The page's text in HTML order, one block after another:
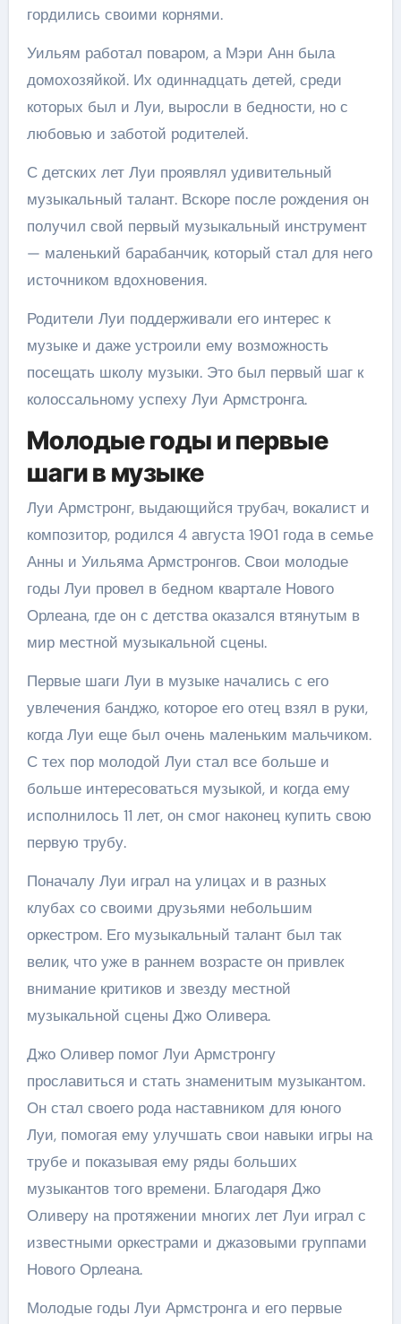
гордились своими корнями.
Уильям работал поваром, а Мэри Анн была
домохозяйкой. Их одиннадцать детей, среди
которых был и Луи, выросли в бедности, но с
любовью и заботой родителей.
С детских лет Луи проявлял удивительный
музыкальный талант. Вскоре после рождения он
получил свой первый музыкальный инструмент
— маленький барабанчик, который стал для него
источником вдохновения.
Родители Луи поддерживали его интерес к
музыке и даже устроили ему возможность
посещать школу музыки. Это был первый шаг к
колоссальному успеху Луи Армстронга.
Молодые годы и первые
шаги в музыке
Луи Армстронг, выдающийся трубач, вокалист и
композитор, родился 4 августа 1901 года в семье
Анны и Уильяма Армстронгов. Свои молодые
годы Луи провел в бедном квартале Нового
Орлеана, где он с детства оказался втянутым в
мир местной музыкальной сцены.
Первые шаги Луи в музыке начались с его
увлечения банджо, которое его отец взял в руки,
когда Луи еще был очень маленьким мальчиком.
С тех пор молодой Луи стал все больше и
больше интересоваться музыкой, и когда ему
исполнилось 11 лет, он смог наконец купить свою
первую трубу.
Поначалу Луи играл на улицах и в разных
клубах со своими друзьями небольшим
оркестром. Его музыкальный талант был так
велик, что уже в раннем возрасте он привлек
внимание критиков и звезду местной
музыкальной сцены Джо Оливера.
Джо Оливер помог Луи Армстронгу
прославиться и стать знаменитым музыкантом.
Он стал своего рода наставником для юного
Луи, помогая ему улучшать свои навыки игры на
трубе и показывая ему ряды больших
музыкантов того времени. Благодаря Джо
Оливеру на протяжении многих лет Луи играл с
известными оркестрами и джазовыми группами
Нового Орлеана.
Молодые годы Луи Армстронга и его первые